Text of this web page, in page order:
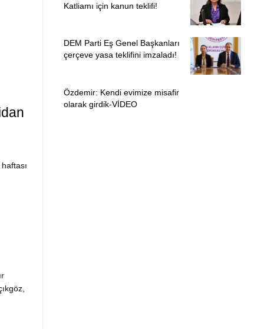
Katliamı için kanun teklifi!
DEM Parti Eş Genel Başkanları
çerçeve yasa teklifini imzaladı!
Özdemir: Kendi evimize misafir
olarak girdik-VİDEO